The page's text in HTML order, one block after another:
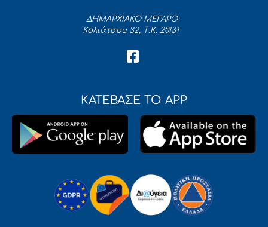
ΔΗΜΑΡΧΙΑΚΟ ΜΕΓΑΡΟ
Κολιάτσου 32, Τ.Κ. 20131
ΚΑΤΕΒΑΣΕ ΤΟ APP